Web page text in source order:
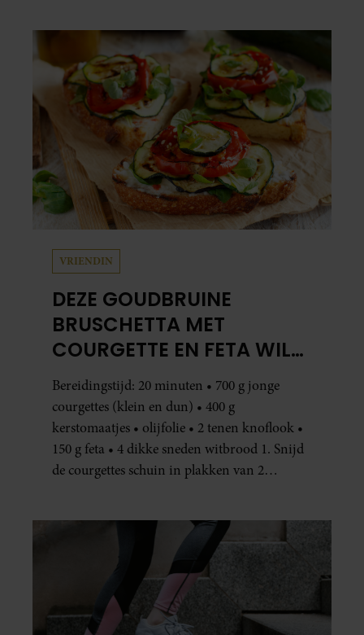
VRIENDIN
DEZE GOUDBRUINE
BRUSCHETTA MET
COURGETTE EN FETA WIL
JE METEEN MAKEN
Bereidingstijd: 20 minuten • 700 g jonge
courgettes (klein en dun) • 400 g
kerstomaatjes • olijfolie • 2 tenen knoflook •
150 g feta • 4 dikke sneden witbrood 1. Snijd
de courgettes schuin in plakken van 2